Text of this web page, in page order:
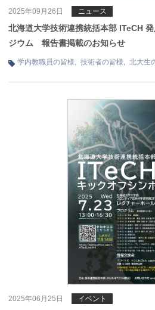
2025年09月26日 ニュース
北海道大学技術連携統括本部 ITeCH
ジウム 報告書掲載のお知らせ
学内教職員の皆様, 技術者の皆様, 北大生
2025年06月25日 イベント